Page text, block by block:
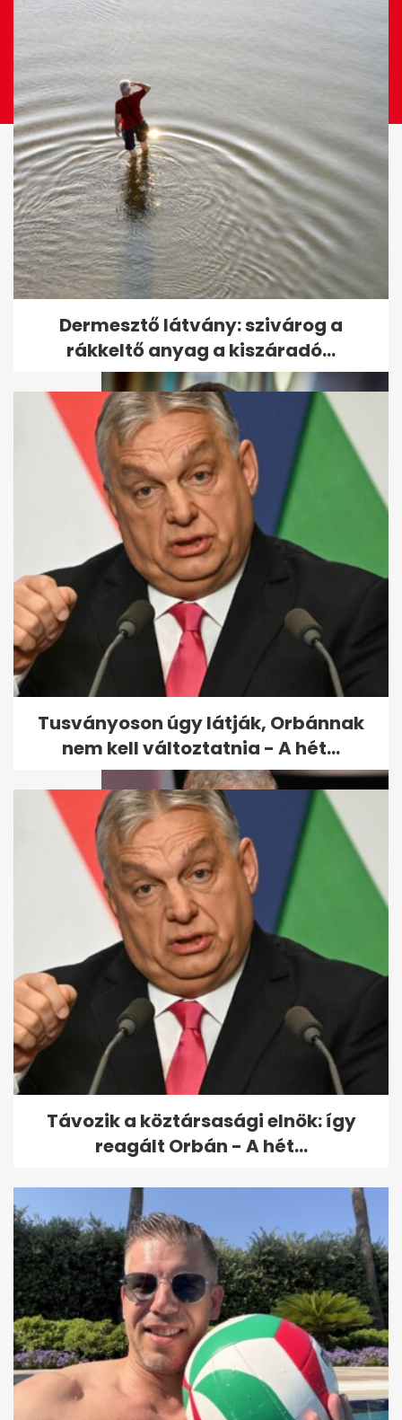
Elhunyt Szilágyi István
Dobó Kata hosszú évek után
először megmutatta
kislányát,...
Megszólalt a Barátok közt
kellékese: "Én vagyok, aki
megöltem...
Dermesztő látvány: szivárog a
rákkeltő anyag a kiszáradó...
Tusványoson úgy látják, Orbánnak
nem kell változtatnia - A hét...
Távozik a köztársasági elnök: így
reagált Orbán - A hét...